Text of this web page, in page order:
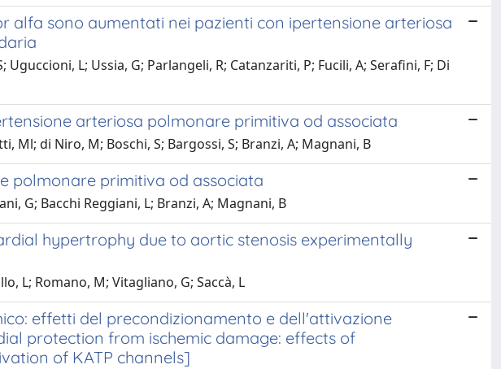
alfa sono aumentati nei pazienti con ipertensione arteriosa
Uguccioni, L; Ussia, G; Parlangeli, R; Catanzariti, P; Fucili, A; Serafini, F; Di
arteriosa polmonare primitiva od associata
Ml; di Niro, M; Boschi, S; Bargossi, S; Branzi, A; Magnani, B
polmonare primitiva od associata
G; Bacchi Reggiani, L; Branzi, A; Magnani, B
hypertrophy due to aortic stenosis experimentally
L; Romano, M; Vitagliano, G; Saccà, L
effetti del precondizionamento e dell'attivazione
protection from ischemic damage: effects of
of KATP channels]